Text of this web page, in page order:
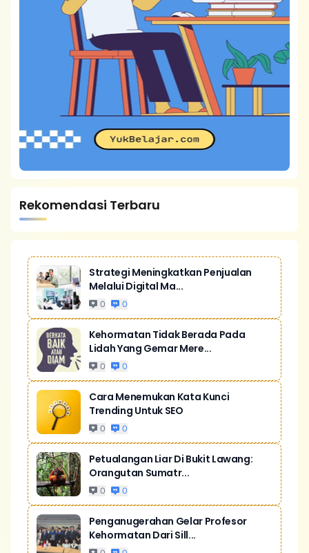
Rekomendasi Terbaru
Strategi Meningkatkan Penjualan
Melalui Digital Ma...
0 0
Kehormatan Tidak Berada Pada
Lidah Yang Gemar Mere...
0 0
Cara Menemukan Kata Kunci
Trending Untuk SEO
0 0
Petualangan Liar Di Bukit Lawang:
Orangutan Sumatr...
0 0
Penganugerahan Gelar Profesor
Kehormatan Dari Sill...